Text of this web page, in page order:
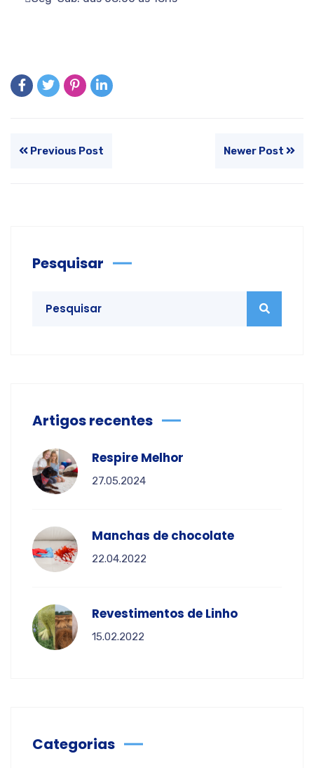
Previous Post Newer Post
Pesquisar
Artigos recentes
Respire Melhor
27.05.2024
Manchas de chocolate
22.04.2022
Revestimentos de Linho
15.02.2022
Categorias